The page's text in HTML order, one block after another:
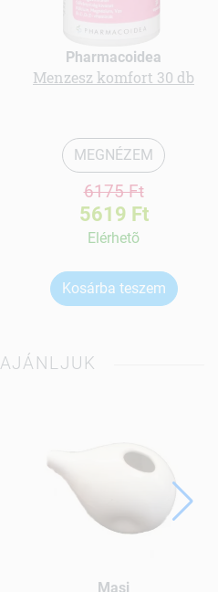
Pharmacoidea
Menzesz komfort 30 db
MEGNÉZEM
6175 Ft
5619 Ft
Elérhetõ
Kosárba teszem
Masi